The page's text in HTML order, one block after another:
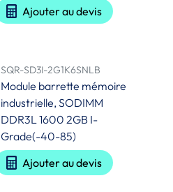
Ajouter au devis
SQR-SD3I-2G1K6SNLB
Module barrette mémoire
industrielle, SODIMM
DDR3L 1600 2GB I-
Grade(-40-85)
Ajouter au devis